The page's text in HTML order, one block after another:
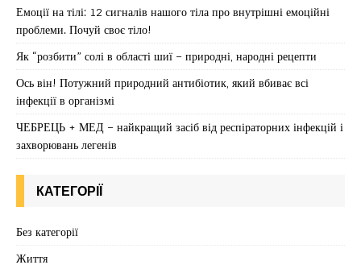
Емоції на тілі: 12 сигналів нашого тіла про внутрішні емоційні
проблеми. Почуй своє тіло!
Як “розбити” солі в області шиї – природні, народні рецепти
Ось він! Потужний природний антибіотик, який вбиває всі
інфекції в організмі
ЧЕБРЕЦЬ + МЕД – найкращий засіб від респіраторних інфекцій і
захворювань легенів
КАТЕГОРІЇ
Без категорії
Життя